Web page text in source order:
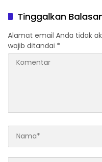
Tinggalkan
Alamat email Anda tidak
wajib ditandai *